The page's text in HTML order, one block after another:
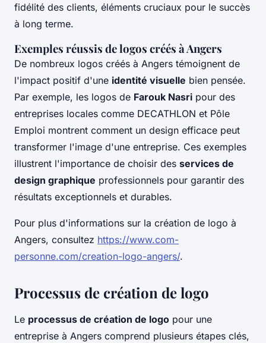
fidélité des clients, éléments cruciaux pour le succès
à long terme.
Exemples réussis de logos créés à Angers
De nombreux logos créés à Angers témoignent de
l'impact positif d'une identité visuelle bien pensée.
Par exemple, les logos de Farouk Nasri pour des
entreprises locales comme DECATHLON et Pôle
Emploi montrent comment un design efficace peut
transformer l'image d'une entreprise. Ces exemples
illustrent l'importance de choisir des services de
design graphique professionnels pour garantir des
résultats exceptionnels et durables.
Pour plus d'informations sur la création de logo à
Angers, consultez https://www.com-
personne.com/creation-logo-angers/.
Processus de création de logo
Le processus de création de logo pour une
entreprise à Angers comprend plusieurs étapes clés,